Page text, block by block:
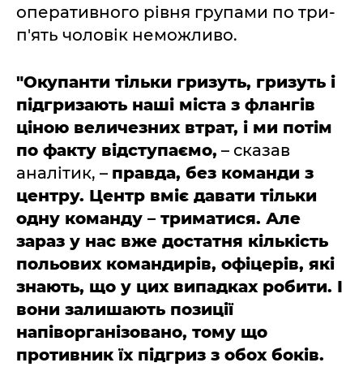
оперативного рівня групами по три-
п'ять чоловік неможливо.
"Окупанти тільки гризуть, гризуть і
підгризають наші міста з флангів
ціною величезних втрат, і ми потім
по факту відступаємо, – сказав
аналітик, – правда, без команди з
центру. Центр вміє давати тільки
одну команду – триматися. Але
зараз у нас вже достатня кількість
польових командирів, офіцерів, які
знають, що у цих випадках робити. І
вони залишають позиції
напіворганізовано, тому що
противник їх підгриз з обох боків.